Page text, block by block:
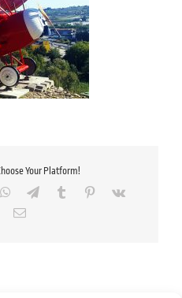
Your Platform!
WhatsApp
TelegramTumblr Pinterest
Vk
Xing Email